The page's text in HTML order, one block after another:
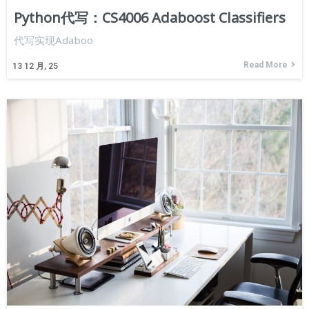
Python代写：CS4006 Adaboost Classifiers
13 12 月, 25
代写实现Adaboo
Read More